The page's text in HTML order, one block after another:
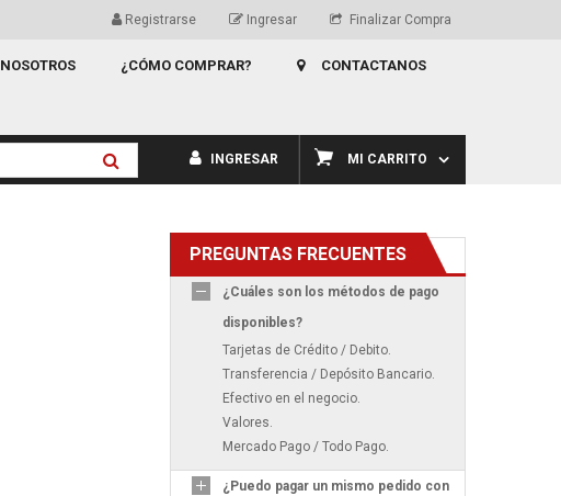
Registrarse Ingresar Finalizar Compra
NOSOTROS ¿CÓMO COMPRAR? CONTACTANOS
MI CARRITO
INGRESAR
PREGUNTAS FRECUENTES
¿Cuáles son los métodos de pago
disponibles?
Tarjetas de Crédito / Debito.
Transferencia / Depósito Bancario.
Efectivo en el negocio.
Valores.
Mercado Pago / Todo Pago.
¿Puedo pagar un mismo pedido con